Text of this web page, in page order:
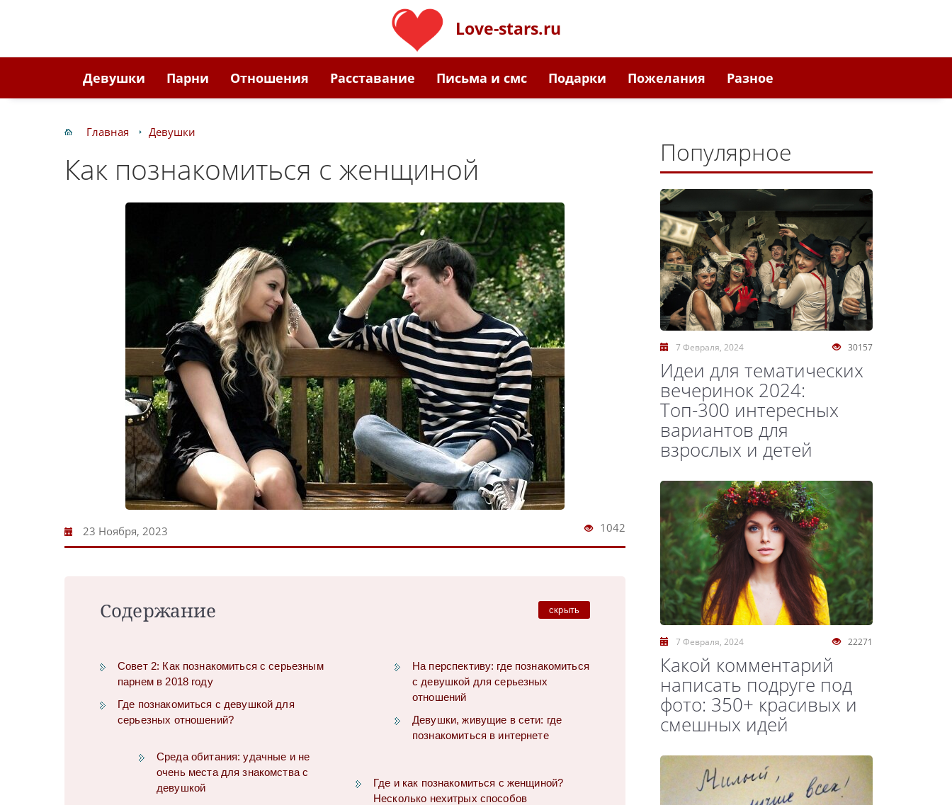
Love-stars.ru
Девушки Парни Отношения Расставание Письма и смс Подарки Пожелания Разное
Главная Девушки
Как познакомиться с женщиной
23 Ноября, 2023 1042
Содержание скрыть
Совет 2: Как познакомиться с серьезным
парнем в 2018 году
Где познакомиться с девушкой для
серьезных отношений?
Среда обитания: удачные и не
очень места для знакомства с
девушкой
На перспективу: где познакомиться
с девушкой для серьезных
отношений
Девушки, живущие в сети: где
познакомиться в интернете
Где и как познакомиться с женщиной?
Несколько нехитрых способов
Популярное
30157
7 Февраля, 2024
Идеи для тематических
вечеринок 2024:
Топ-300 интересных
вариантов для
взрослых и детей
22271
7 Февраля, 2024
Какой комментарий
написать подруге под
фото: 350+ красивых и
смешных идей